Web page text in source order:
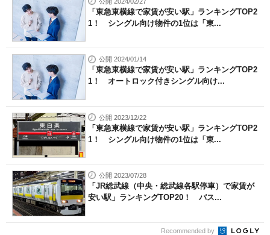
「東急東横線で家賃が安い駅」ランキングTOP2
1！ シングル向け物件の1位は「東...
公開 2024/01/14
「東急東横線で家賃が安い駅」ランキングTOP2
1！ オートロック付きシングル向け...
公開 2023/12/22
「東急東横線で家賃が安い駅」ランキングTOP2
1！ シングル向け物件の1位は「東...
公開 2023/07/28
「JR総武線（中央・総武線各駅停車）で家賃が
安い駅」ランキングTOP20！ バス...
Recommended by